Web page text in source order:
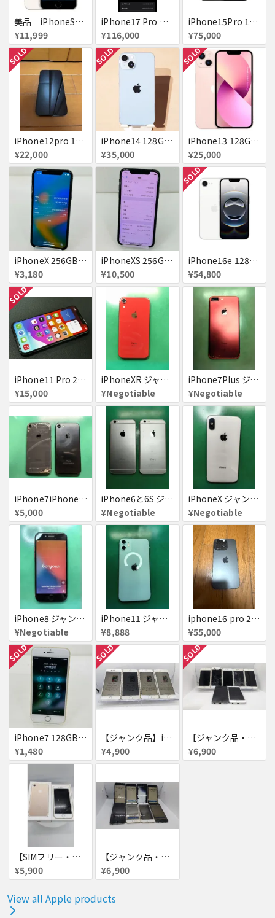
美品 iPhoneSE２ ｉＯＳ１８
¥11,999
iPhone17 Pro Max 256GB 画面割れ
¥116,000
iPhone15Pro 128GB ブラックチタニウム au
¥75,000
SOLD
iPhone12pro 128GB ブルー 赤ロム
¥22,000
SOLD
iPhone14 128GB Blue au 送料無料
¥35,000
SOLD
iPhone13 128GB ピンク docomo 送料無料
¥25,000
iPhoneX 256GB 赤ロム au ジャンク スペースグレイ A1902 送料無料
¥3,180
iPhoneXS 256GB 赤ロム 超美品 SoftBank ジャンク スペースグレイ MTE02J/A 送料無料
¥10,500
SOLD
iPhone16e 128GB ホワイト 送料無料
¥54,800
SOLD
iPhone11 Pro 256GB ジャンク品
¥15,000
iPhoneXR ジャンク品
¥Negotiable
iPhone7Plus ジャンク品
¥Negotiable
iPhone7iPhone8ジャンク
¥5,000
iPhone6と6S ジャンク品
¥Negotiable
iPhoneX ジャンク品
¥Negotiable
iPhone8 ジャンク品
¥Negotiable
iPhone11 ジャンク
¥8,888
iphone16 pro 256gb ブラックチタニウム
¥55,000
SOLD
iPhone7 128GB 赤ロム SoftBank ジャンク ゴールド A1779 パスコード不明 送料無料
¥1,480
SOLD
【ジャンク品】iPhone6s ４台セット
¥4,900
SOLD
【ジャンク品・初期化済・SIMロック解除済】iPhone6 7台セット
¥6,900
【SIMフリー・付属品あり】iPhone 7 128GB
¥5,900
【ジャンク品・初期化済】iPhone6 8台セット
¥6,900
View all Apple products